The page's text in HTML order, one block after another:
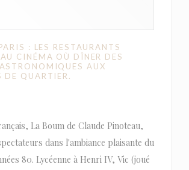
: LES RESTAURANTS
CINÉMA OÙ DÎNER DES
AUX
DE QUARTIER.
La Boum de Claude Pinoteau,
dans l'ambiance plaisante du
80. Lycéenne à Henri IV, Vic (joué